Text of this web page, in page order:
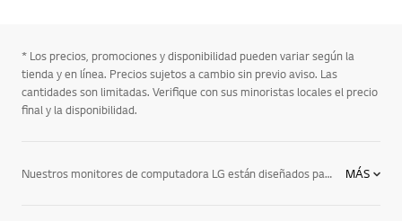
* Los precios, promociones y disponibilidad pueden variar según la
tienda y en línea. Precios sujetos a cambio sin previo aviso. Las
cantidades son limitadas. Verifique con sus minoristas locales el precio
final y la disponibilidad.
Nuestros monitores de computadora LG están diseñados para darte el mayor rendimiento y usabilidad. No importa si buscas pantallas LED, LCD, UHD o IPS, nuestra gama es tan amplia como diversa, para todos los bolsillos. Descubre los monitores UltraGear™ para gaming, las pantallas UltraWide™ y UltraFine™, los monitores ERGO y IPS. Tecnología para todas tus necesidades. MÁS